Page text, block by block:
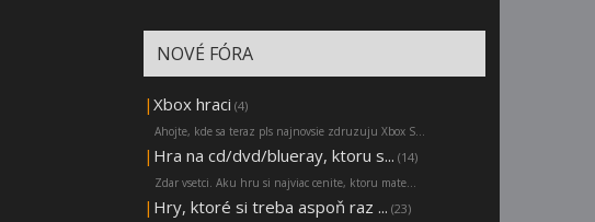
NOVÉ FÓRA
| Xbox hraci (4)
Ahojte, kde sa teraz pls najnovsie zdruzuju Xbox S...
| Hra na cd/dvd/blueray, ktoru s... (14)
Zdar vsetci. Aku hru si najviac cenite, ktoru mate...
| Hry, ktoré si treba aspoň raz ... (23)